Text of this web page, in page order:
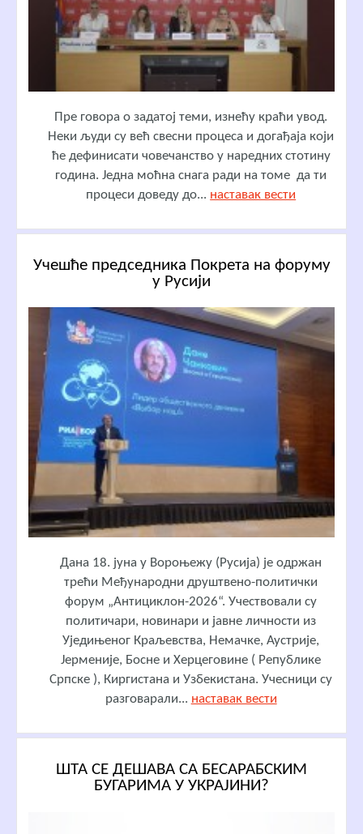
Пре говора о задатој теми, изнећу краћи увод.
Неки људи су већ свесни процеса и догађаја који
ће дефинисати човечанство у наредних стотину
година. Једна моћна снага ради на томе да ти
процеси доведу до... наставак вести
Учешће председника Покрета на форуму
у Русији
Дана 18. јуна у Вороњежу (Русија) је одржан
трећи Међународни друштвено-политички
форум „Антициклон-2026“. Учествовали су
политичари, новинари и јавне личности из
Уједињеног Краљевства, Немачке, Аустрије,
Јерменије, Босне и Херцеговине ( Републике
Српске ), Киргистана и Узбекистана. Учесници су
разговарали... наставак вести
ШТА СЕ ДЕШАВА СА БЕСАРАБСКИМ
БУГАРИМА У УКРАЈИНИ?